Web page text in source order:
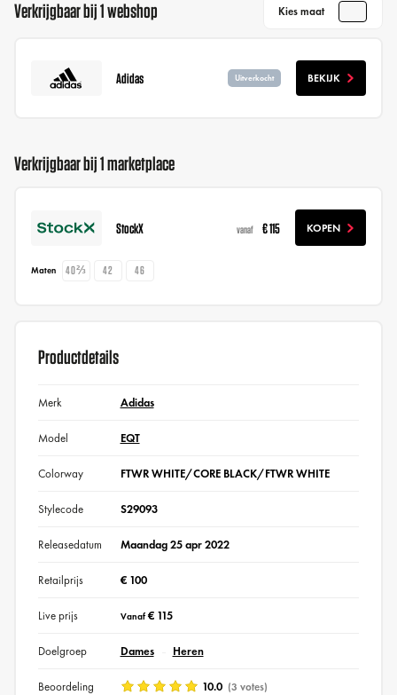
Verkrijgbaar bij 1 webshop Kies maat
Adidas Uitverkocht BEKIJK
Verkrijgbaar bij 1 marketplace
StockX vanaf € 115 KOPEN
Maten 40⅔ 42 46
Productdetails
Merk Adidas
Model EQT
Colorway FTWR WHITE/CORE BLACK/FTWR WHITE
Stylecode S29093
Releasedatum Maandag 25 apr 2022
Retailprijs € 100
Live prijs Vanaf€ 115
Doelgroep Dames Heren
Beoordeling 10.0 (3 votes)